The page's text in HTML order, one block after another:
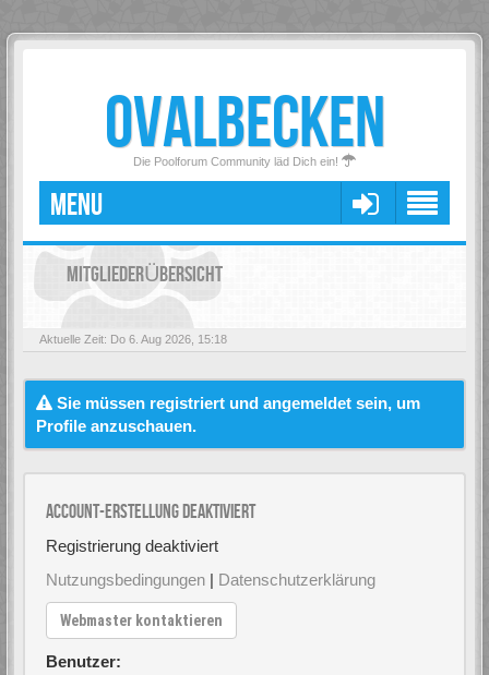
OVALBECKEN
Die Poolforum Community läd Dich ein!
MENU
MITGLIEDERÜBERSICHT
Aktuelle Zeit: Do 6. Aug 2026, 15:18
Sie müssen registriert und angemeldet sein, um
Profile anzuschauen.
Account-Erstellung deaktiviert
Registrierung deaktiviert
Nutzungsbedingungen | Datenschutzerklärung
Webmaster kontaktieren
Benutzer: